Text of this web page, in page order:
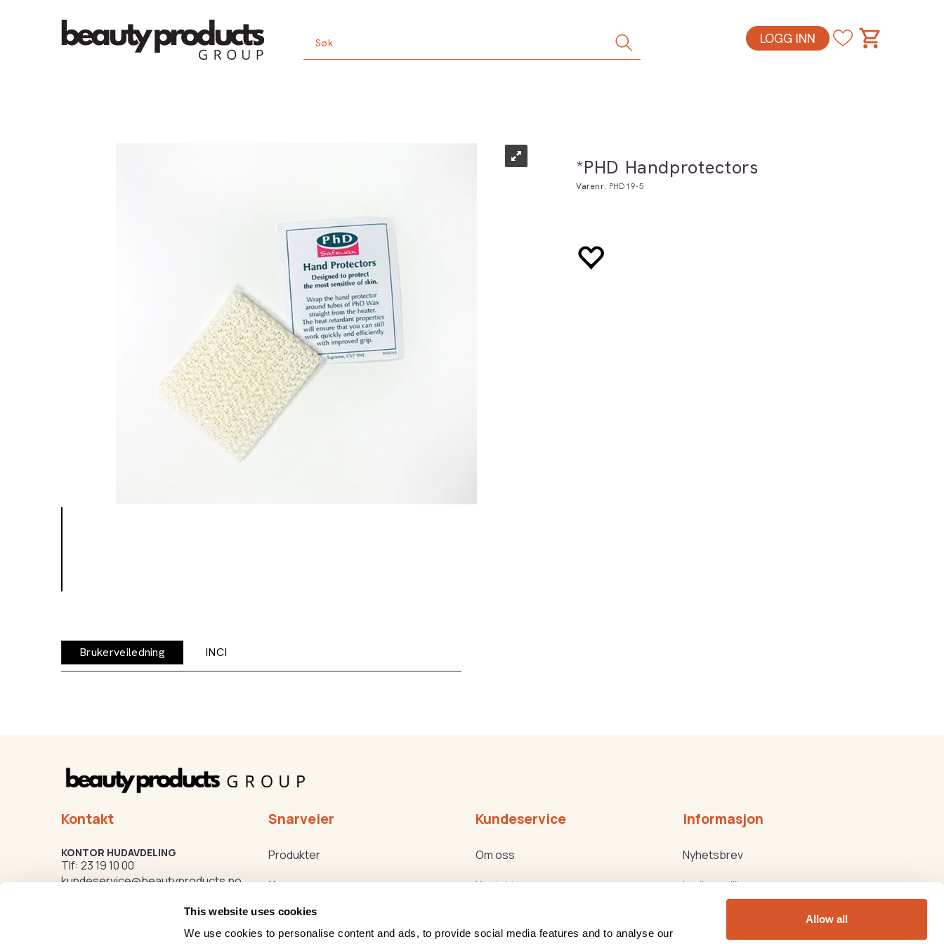
This website uses cookies
We use cookies to personalise content and ads, to provide social media features and to analyse our
Allow all
LOGG INN
*PHD Handprotectors
Varenr: PHD19-5
Brukerveiledning INCI
Kontakt
KONTOR HUDAVDELING
Tlf: 23 19 10 00
kundeservice@beautyproducts.no
Snarveier
Produkter
Kurs
Varemerker
Kundeservice
Om oss
Kontakt oss
Informasjon
Nyhetsbrev
Ledige stillinger
Kjøps-/Leveringsbetingelser